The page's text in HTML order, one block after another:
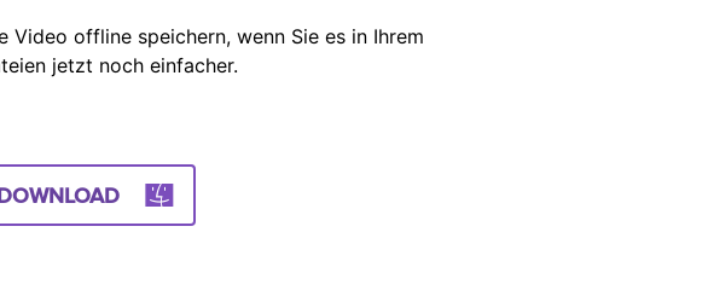
offline speichern, wenn Sie es in Ihrem
jetzt noch einfacher.